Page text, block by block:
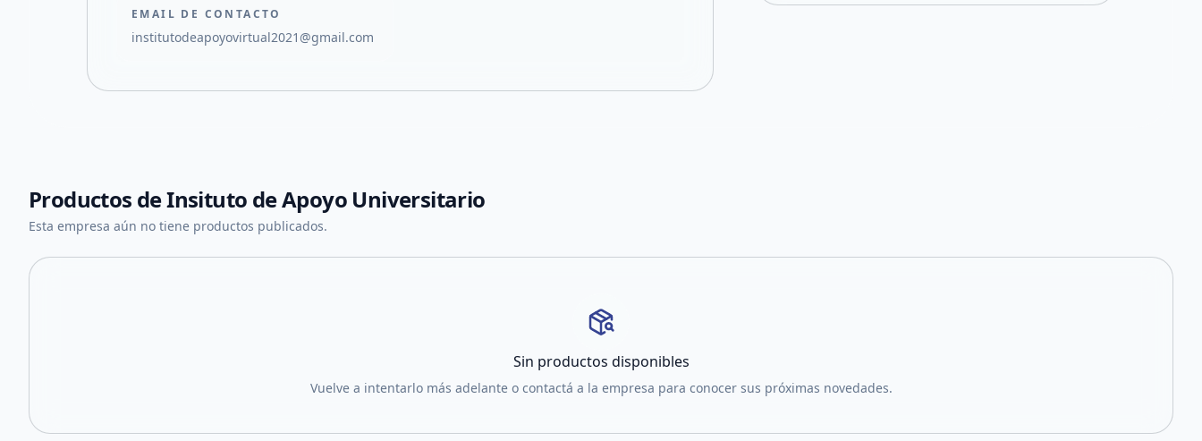
EMAIL DE CONTACTO
institutodeapoyovirtual2021@gmail.com
Productos deInsituto de Apoyo Universitario
Esta empresa aún no tiene productos publicados.
Sin productos disponibles
Vuelve a intentarlo más adelante o contactá a la empresa para conocer sus próximas novedades.